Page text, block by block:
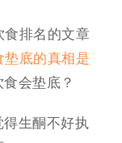
食排名的文章
垫底的真相是
会垫底？
生酮不好执